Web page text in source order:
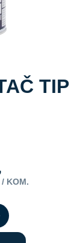
TIP
/ KOM.